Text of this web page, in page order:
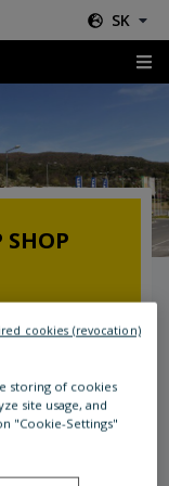
SK
SHOP
kruhového
cesta (cesta
nachádza
storing of cookies
site usage, and
"Cookie-Settings"
cookies (revocation)